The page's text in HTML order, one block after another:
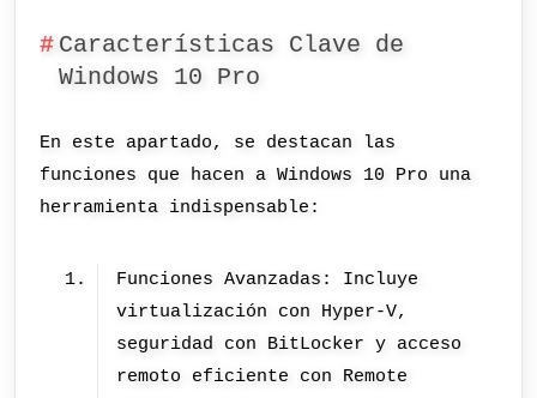
Características Clave de
Windows 10 Pro
En este apartado, se destacan las
funciones que hacen a Windows 10 Pro una
herramienta indispensable:
Funciones Avanzadas: Incluye
virtualización con Hyper-V,
seguridad con BitLocker y acceso
remoto eficiente con Remote